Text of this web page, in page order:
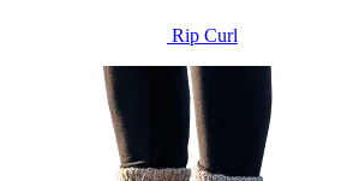
Rip Curl